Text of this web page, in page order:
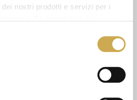
nostri prodotti e servizi per i